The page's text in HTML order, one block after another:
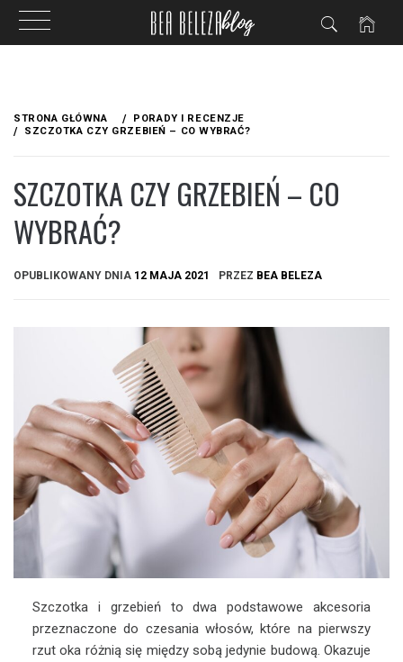
treści
STRONA GŁÓWNA
PORADY I RECENZJE
SZCZOTKA CZY GRZEBIEŃ – CO WYBRAĆ?
SZCZOTKA CZY GRZEBIEŃ – CO
WYBRAĆ?
OPUBLIKOWANY DNIA 12 MAJA 2021 PRZEZ BEA BELEZA
Szczotka i grzebień to dwa podstawowe akcesoria
przeznaczone do czesania włosów, które na pierwszy
rzut oka różnią się między sobą jedynie budową. Okazuje